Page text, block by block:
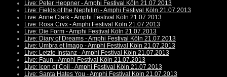
Live: Peter Heppner - Amphi Festival Köln 21.07.2013
Live: Fields of the Nephilim - Amphi Festival Köln 21.07.2013
Live: Anne Clark - Amphi Festival Köln 21.07.2013
Live: Rosa Crvx - Amphi Festival Köln 21.07.2013
Live: Die Form - Amphi Festival Köln 21.07.2013
Live: Diary of Dreams - Amphi Festival Köln 21.07.2013
Live: Umbra et Imago - Amphi Festival Köln 21.07.2013
Live: Letzte Instanz - Amphi Festival Köln 21.07.2013
Live: Faun - Amphi Festival Köln 21.07.2013
Live: Icon of Coil - Amphi Festival Köln 21.07.2013
Live: Santa Hates You - Amphi Festival Köln 21.07.2013